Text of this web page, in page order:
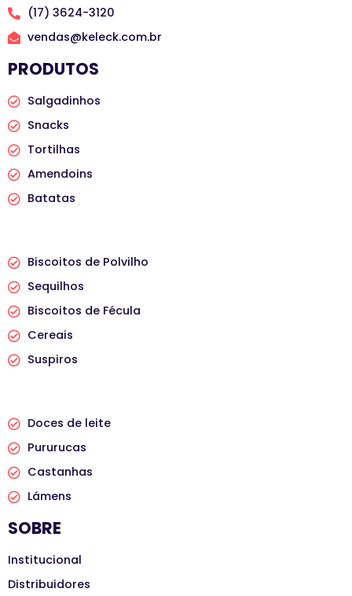
(17) 3624-3120
vendas@keleck.com.br
PRODUTOS
Salgadinhos
Snacks
Tortilhas
Amendoins
Batatas
Biscoitos de Polvilho
Sequilhos
Biscoitos de Fécula
Cereais
Suspiros
Doces de leite
Pururucas
Castanhas
Lámens
SOBRE
Institucional
Distribuidores